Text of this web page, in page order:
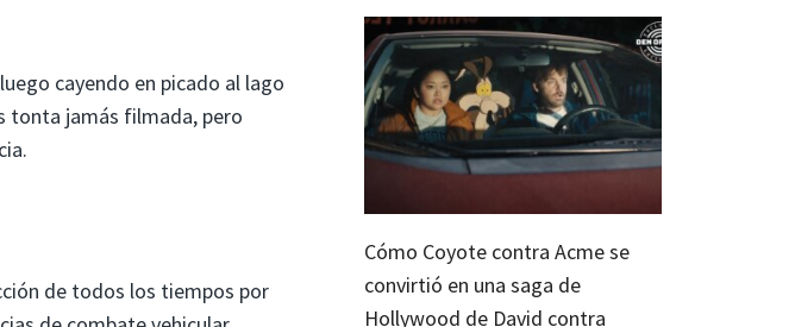
cayendo en picado al lago
tonta jamás filmada, pero
de todos los tiempos por
Cómo Coyote contra Acme se
convirtió en una saga de
Hollywood de David contra